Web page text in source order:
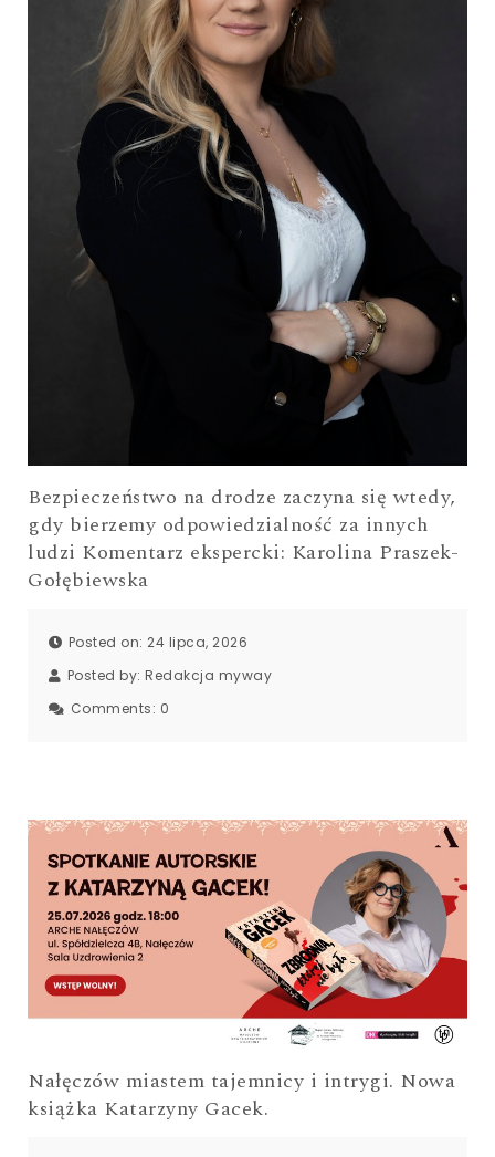
Bezpieczeństwo na drodze zaczyna się wtedy,
gdy bierzemy odpowiedzialność za innych
ludzi Komentarz ekspercki: Karolina Praszek-
Gołębiewska
Posted on: 24 lipca, 2026
Posted by: Redakcja myway
Comments: 0
Nałęczów miastem tajemnicy i intrygi. Nowa
książka Katarzyny Gacek.